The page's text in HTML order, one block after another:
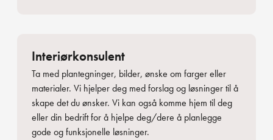
Interiørkonsulent
Ta med plantegninger, bilder, ønske om farger eller
materialer. Vi hjelper deg med forslag og løsninger til å
skape det du ønsker. Vi kan også komme hjem til deg
eller din bedrift for å hjelpe deg/dere å planlegge
gode og funksjonelle løsninger.